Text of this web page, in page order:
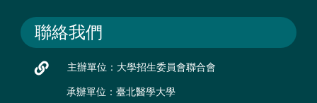
聯絡我們
主辦單位：大學招生委員會聯合會
承辦單位：臺北醫學大學